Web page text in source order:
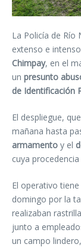
La Policía de Río
extenso e
Chimpay, en el
un presunto
de Identificación
El despliegue,
mañana hasta
armamento y el
cuya
El operativo
domingo por la
realizaban
junto a
un campo